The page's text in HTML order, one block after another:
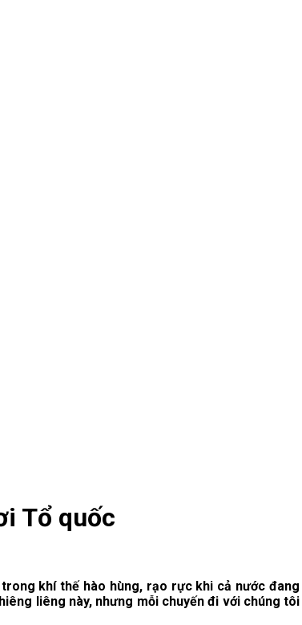
Tổ quốc
khí thế hào hùng, rạo rực khi cả nước
liêng này, nhưng mỗi chuyến đi với chúng